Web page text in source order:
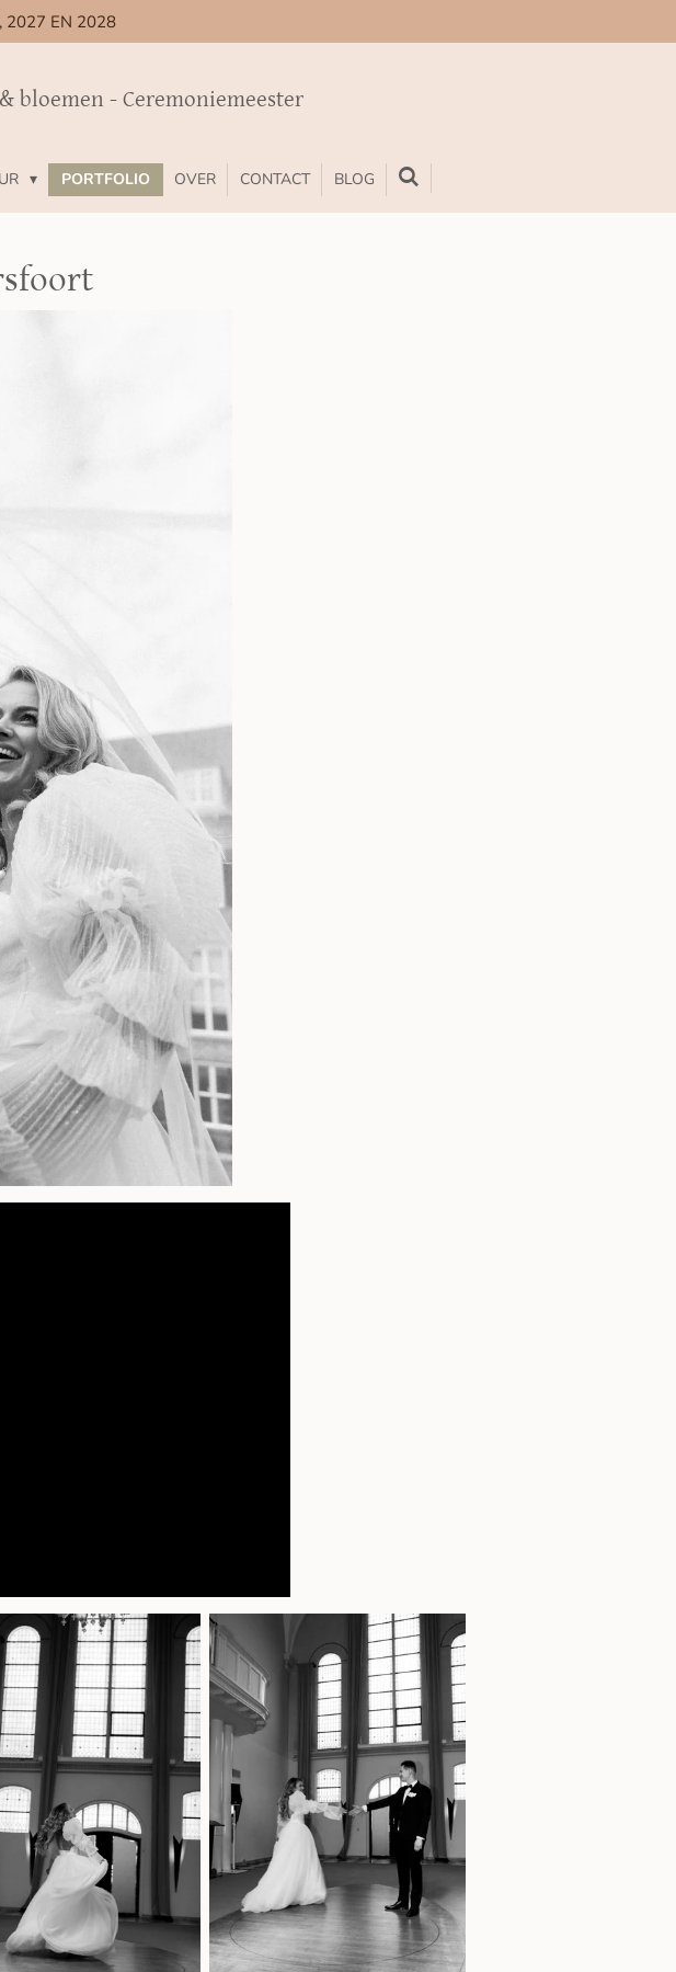
2027 EN 2028
bloemen - Ceremoniemeester
PORTFOLIO OVER CONTACT BLOG